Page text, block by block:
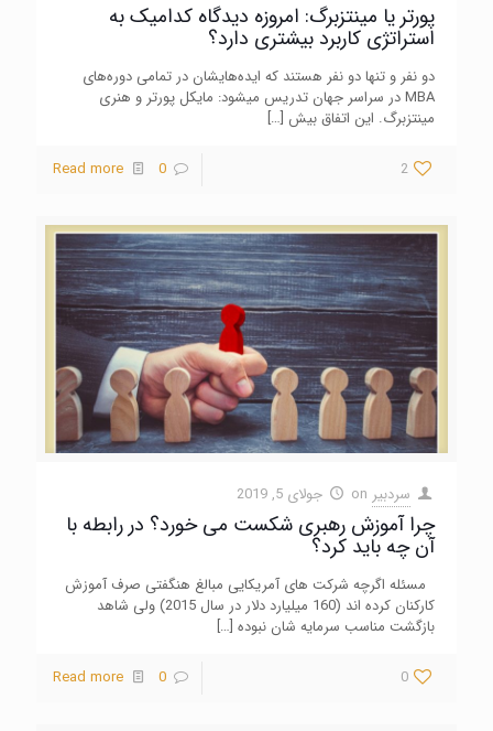
پورتر یا مینتزبرگ: امروزه دیدگاه کدامیک به
استراتژی کاربرد بیشتری دارد؟
دو نفر و تنها دو نفر هستند که ایده‌هایشان در تمامی دوره‌های
MBA در سراسر جهان تدریس می‏شود: مایکل پورتر و هنری
مینتزبرگ. این اتفاق بیش […]
2
0
Read more
سردبیر on جولای 5, 2019
چرا آموزش رهبری شکست می خورد؟ در رابطه با
آن چه باید کرد؟
مسئله اگرچه شرکت های آمریکایی مبالغ هنگفتی صرف آموزش
کارکنان کرده اند (160 میلیارد دلار در سال 2015) ولی شاهد
بازگشت مناسب سرمایه شان نبوده […]
0
0
Read more